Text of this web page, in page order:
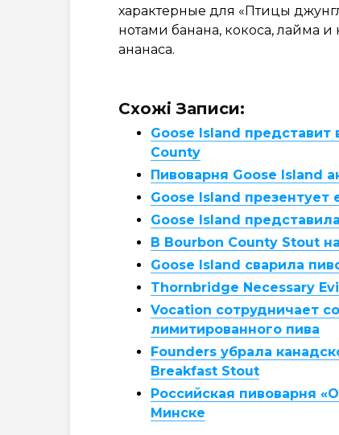
характерные для «Птицы
нотами банана, кокоса, лайма
ананаса.
Схожі Записи:
Goose Island
County
Пивоварня Goose Island
Goose Island
Goose Island
В Bourbon County Stout
Goose Island сварила
Thornbridge Necessary
Vocation сотрудничает
лимитированного пива
Founders убрала
Breakfast Stout
Российская пивоварня
Минске